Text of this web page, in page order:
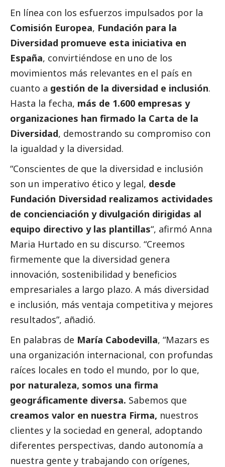
En línea con los esfuerzos impulsados por la
Comisión Europea, Fundación para la
Diversidad promueve esta iniciativa en
España, convirtiéndose en uno de los
movimientos más relevantes en el país en
cuanto a gestión de la diversidad e inclusión.
Hasta la fecha, más de 1.600 empresas y
organizaciones han firmado la Carta de la
Diversidad, demostrando su compromiso con
la igualdad y la diversidad.
“Conscientes de que la diversidad e inclusión
son un imperativo ético y legal, desde
Fundación Diversidad realizamos actividades
de concienciación y divulgación dirigidas al
equipo directivo y las plantillas“, afirmó Anna
Maria Hurtado en su discurso. “Creemos
firmemente que la diversidad genera
innovación, sostenibilidad y beneficios
empresariales a largo plazo. A más diversidad
e inclusión, más ventaja competitiva y mejores
resultados”, añadió.
En palabras de María Cabodevilla, “Mazars es
una organización internacional, con profundas
raíces locales en todo el mundo, por lo que,
por naturaleza, somos una firma
geográficamente diversa. Sabemos que
creamos valor en nuestra Firma, nuestros
clientes y la sociedad en general, adoptando
diferentes perspectivas, dando autonomía a
nuestra gente y trabajando con orígenes,